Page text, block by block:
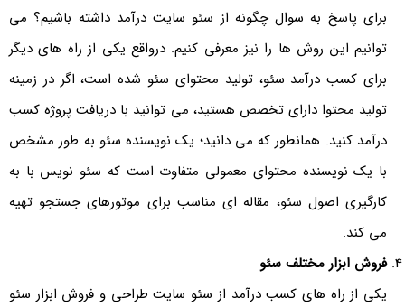
برای پاسخ به سوال چگونه از سئو سایت درآمد داشته باشیم؟ می
توانیم این روش ها را نیز معرفی کنیم. درواقع یکی از راه های دیگر
برای کسب درآمد سئو، تولید محتوای سئو شده است، اگر در زمینه
تولید محتوا دارای تخصص هستید، می توانید با دریافت پروژه کسب
درآمد کنید. همانطور که می دانید؛ یک نویسنده سئو به طور مشخص
با یک نویسنده محتوای معمولی متفاوت است که سئو نویس با به
کارگیری اصول سئو، مقاله ای مناسب برای موتورهای جستجو تهیه
می کند.
فروش ابزار مختلف سئو
یکی از راه های کسب درآمد از سئو سایت طراحی و فروش ابزار سئو